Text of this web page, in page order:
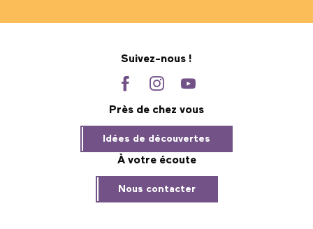
Suivez-nous !
Près de chez vous
Idées de découvertes
À votre écoute
Nous contacter